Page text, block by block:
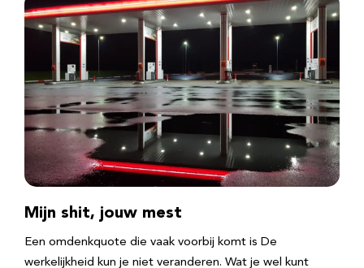
Mijn shit, jouw mest
Een omdenkquote die vaak voorbij komt is De
werkelijkheid kun je niet veranderen. Wat je wel kunt